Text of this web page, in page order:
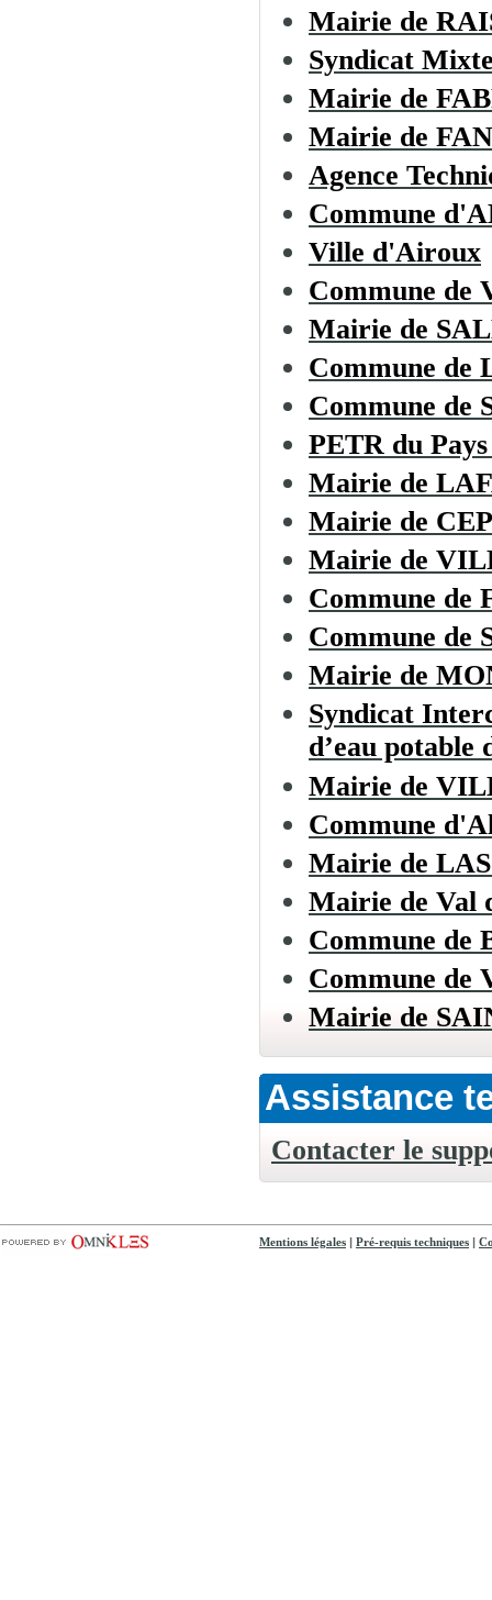
Mairie de
Syndicat
Mairie de
Mairie de
Agence
Commune
Ville d'Airoux
Commune
Mairie de
Commune de
Commune de
PETR du
Mairie de
Mairie de
Mairie de
Commune de
Commune de
Mairie de
Syndicat
d’eau potable
Mairie de
Commune
Mairie de
Mairie de Val
Commune de
Commune de
Mairie de
Assistance
Contacter le
Mentions légales Pré-requis techniques